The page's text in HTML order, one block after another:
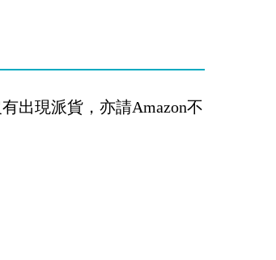
出現派貨，亦請Amazon不